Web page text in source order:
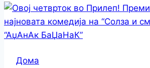
Дома